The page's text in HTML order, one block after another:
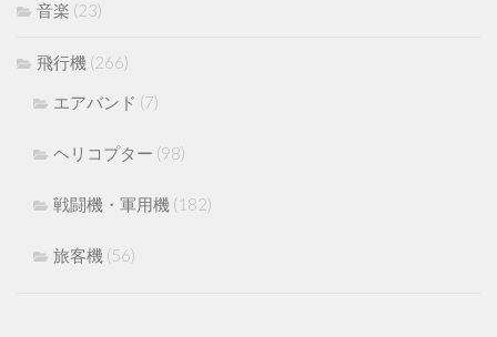
音楽 (23)
飛行機 (266)
エアバンド (7)
ヘリコプター (98)
戦闘機・軍用機 (182)
旅客機 (56)